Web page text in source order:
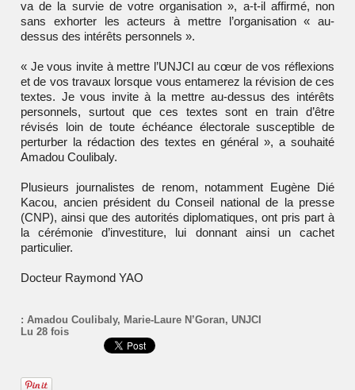
va de la survie de votre organisation », a-t-il affirmé, non
sans exhorter les acteurs à mettre l’organisation « au-
dessus des intérêts personnels ».
« Je vous invite à mettre l’UNJCI au cœur de vos réflexions
et de vos travaux lorsque vous entamerez la révision de ces
textes. Je vous invite à la mettre au-dessus des intérêts
personnels, surtout que ces textes sont en train d’être
révisés loin de toute échéance électorale susceptible de
perturber la rédaction des textes en général », a souhaité
Amadou Coulibaly.
Plusieurs journalistes de renom, notamment Eugène Dié
Kacou, ancien président du Conseil national de la presse
(CNP), ainsi que des autorités diplomatiques, ont pris part à
la cérémonie d’investiture, lui donnant ainsi un cachet
particulier.
Docteur Raymond YAO
: Amadou Coulibaly, Marie-Laure N’Goran, UNJCI
Lu 28 fois